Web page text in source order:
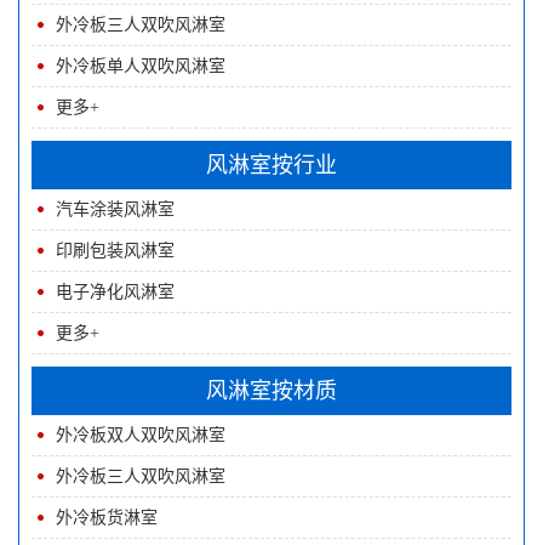
通道 外冷板三人双吹风淋室
外冷板单人双吹风淋室
更多+
风淋室按行业
汽车涂装风淋室
印刷包装风淋室
电子净化风淋室
更多+
风淋室按材质
外冷板双人双吹风淋室
外冷板三人双吹风淋室
外冷板货淋室